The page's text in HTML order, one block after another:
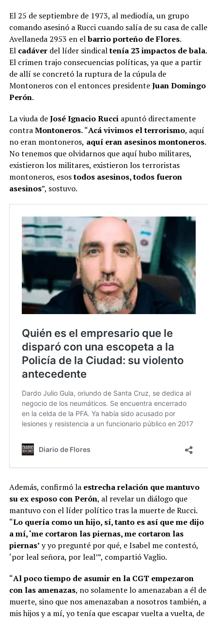
El 25 de septiembre de 1973, al mediodía, un grupo
comando asesinó a Rucci cuando salía de su casa de calle
Avellaneda 2953 en elbarrio porteño de Flores.
El cadáver del líder sindicaltenía 23 impactos de bala.
El crimen trajo consecuencias políticas, ya que a partir
de allí se concretó la ruptura de la cúpula de
Montoneros con el entonces presidenteJuan Domingo
Perón.
La viuda deJosé Ignacio Rucci apuntó directamente
contraMontoneros.“Acá vivimos el terrorismo, aquí
no eran montoneros, aquí eran asesinos montoneros.
No tenemos que olvidarnos que aquí hubo militares,
existieron los militares, existieron los terroristas
montoneros, esostodos asesinos, todos fueron
asesinos”, sostuvo.
Además, confirmó la estrecha relación que mantuvo
su ex esposo con Perón, al revelar un diálogo que
mantuvo con el líder político tras la muerte de Rucci.
“Lo quería como un hijo, sí, tanto es así que me dijo
a mí, ‘me cortaron las piernas, me cortaron las
piernas’ y yo pregunté por qué, e Isabel me contestó,
‘por leal señora, por leal’”, compartió Vaglio.
“Al poco tiempo de asumir en la CGT empezaron
con las amenazas, no solamente lo amenazaban a él de
muerte, sino que nos amenazaban a nosotros también, a
mis hijos y a mí, yo tenía que escapar vuelta a vuelta, de